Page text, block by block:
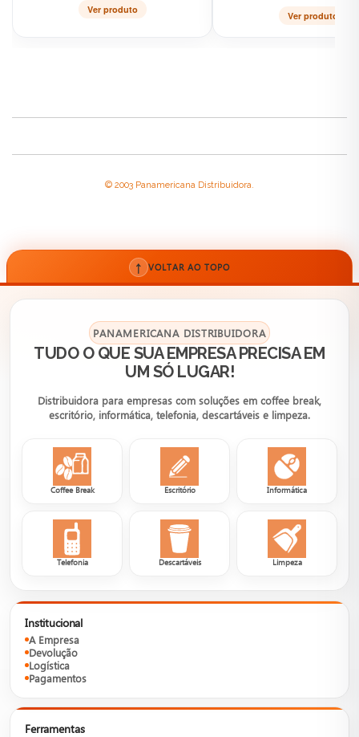
Ver produto
Ver produto
© 2003 Panamericana Distribuidora.
↑ VOLTAR AO TOPO
PANAMERICANA DISTRIBUIDORA
TUDO O QUE SUA EMPRESA PRECISA EM
UM SÓ LUGAR!
Distribuidora para empresas com soluções em coffee break,
escritório, informática, telefonia, descartáveis e limpeza.
Coffee Break Escritório Informática
Telefonia Descartáveis Limpeza
Institucional
A Empresa
Devolução
Logística
Pagamentos
Ferramentas